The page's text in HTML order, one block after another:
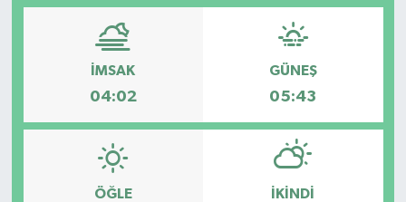
İMSAK
04:02
GÜNEŞ
05:43
ÖĞLE İKINDI
Politika
Sağlık